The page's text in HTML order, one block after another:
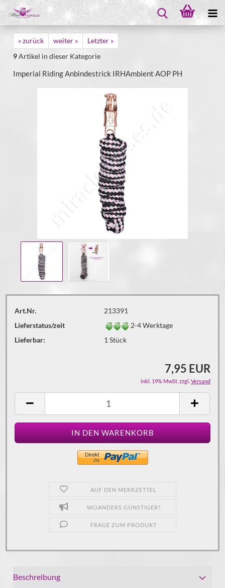
« zurück weiter »
Letzter »
9Artikel in dieser Kategorie
Imperial Riding Anbindestrick IRHAmbient AOP PH
Art.Nr.
213391
Lieferstatus/zeit
2-4 Werktage
Lieferbar:
1 Stück
7,95 EUR
inkl. 19% MwSt. zzgl. Versand
AUF DEN MERKZETTEL
WOANDERS GÜNSTIGER?
FRAGE ZUM PRODUKT
Beschreibung